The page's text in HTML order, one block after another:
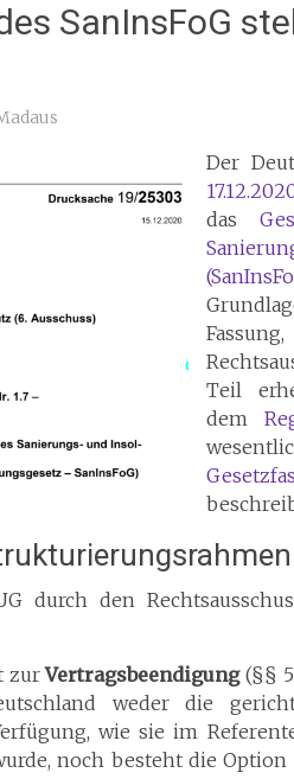
SanInsFoG
Der
das
Teil
dem
durch den
zurVertragsbeendigung(§§
weder die
wie sie im
noch besteht die